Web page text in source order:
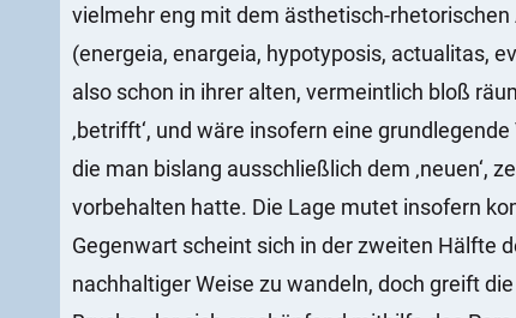
vielmehr eng mit dem ästhetisch-
(energeia, enargeia, hypotyposis, actualitas,
also schon in ihrer alten, vermeintlich bloß
‚betrifft‘, und wäre insofern eine
die man bislang ausschließlich dem ‚neuen‘,
vorbehalten hatte. Die Lage mutet insofern
Gegenwart scheint sich in der zweiten Hälfte
nachhaltiger Weise zu wandeln, doch greift